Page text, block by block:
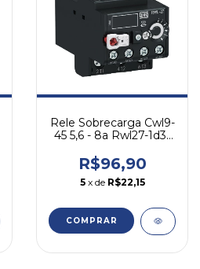
Rele Sobrecarga Cwl9-
45 5,6 - 8a Rwl27-1d3-
R$96,90
5 x de R$22,15
COMPRAR